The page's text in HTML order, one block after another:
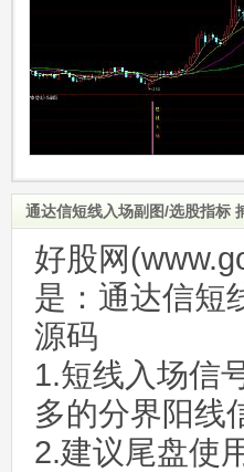
通达信短线入场副图/选股指标
好股网
是：通达信短
源码
1.短线入场信
多的分界阳线
2.建议尾盘使